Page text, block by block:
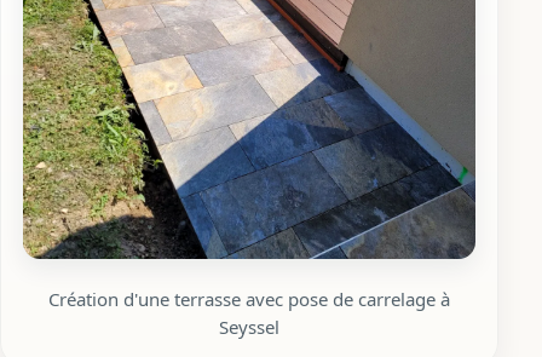
Création d'une terrasse avec pose de carrelage à
Seyssel